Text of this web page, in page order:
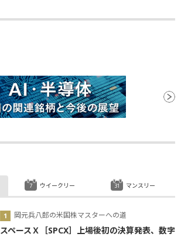
岡元兵八郎の米国株マスターへの道
スペースＸ［SPCX］上場後初の決算発表、数字
ウイークリー マンスリー